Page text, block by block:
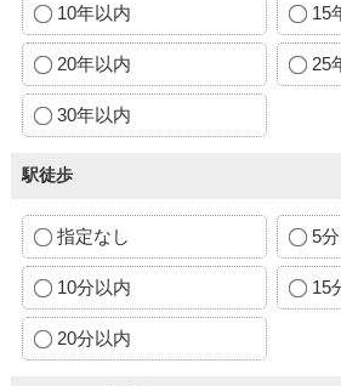
10年以内 15
20年以内 25
30年以内
駅徒歩
指定なし 5
10分以内 15
20分以内